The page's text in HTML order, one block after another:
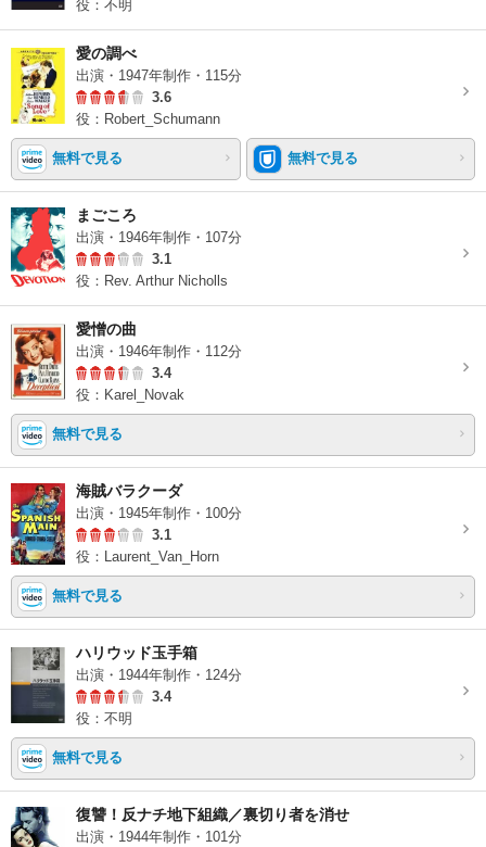
役：不明
愛の調べ
出演・1947年制作・115分
3.6
役：Robert_Schumann
無料で見る 無料で見る
まごころ
出演・1946年制作・107分
3.1
役：Rev. Arthur Nicholls
愛憎の曲
出演・1946年制作・112分
3.4
役：Karel_Novak
無料で見る
海賊バラクーダ
出演・1945年制作・100分
3.1
役：Laurent_Van_Horn
無料で見る
ハリウッド玉手箱
出演・1944年制作・124分
3.4
役：不明
無料で見る
復讐！反ナチ地下組織／裏切り者を消せ
出演・1944年制作・101分